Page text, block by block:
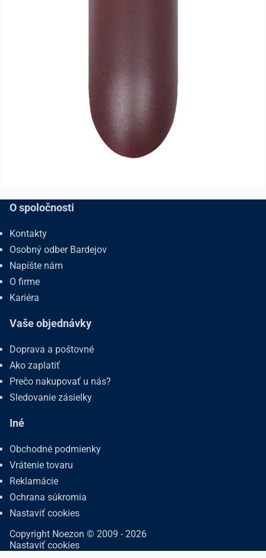
O spoločnosti
Kontakty
Osobný odber Bardejov
Napíšte nám
O firme
Kariéra
Vaše objednávky
Doprava a poštovné
Ako zaplatiť
Prečo nakupovať u nás?
Sledovanie zásielky
Iné
Obchodné podmienky
Vrátenie tovaru
Reklamácie
Ochrana súkromia
Nastaviť cookies
Copyright Noezon © 2009 - 2026
Nastaviť cookies